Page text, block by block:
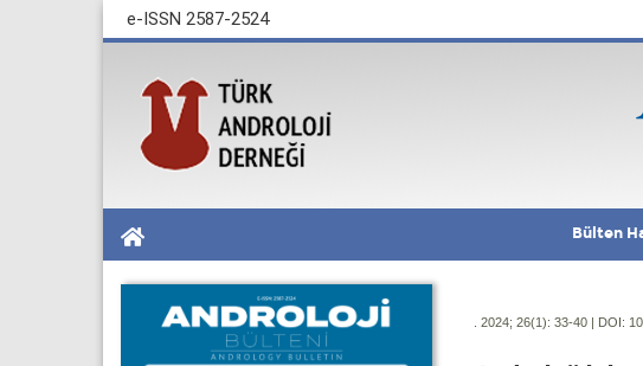
e-ISSN 2587-2524
Bülten
. 2024; 26(1): 33-40 | DOI: